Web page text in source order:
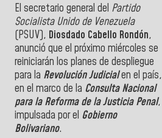
El secretario general del Partido
Socialista Unido de Venezuela
(PSUV), Diosdado Cabello Rondón,
anunció que el próximo miércoles se
reiniciarán los planes de despliegue
para la Revolución Judicialen el país,
en el marco de la Consulta Nacional
para la Reforma de la Justicia Penal,
impulsada por el Gobierno
Bolivariano.